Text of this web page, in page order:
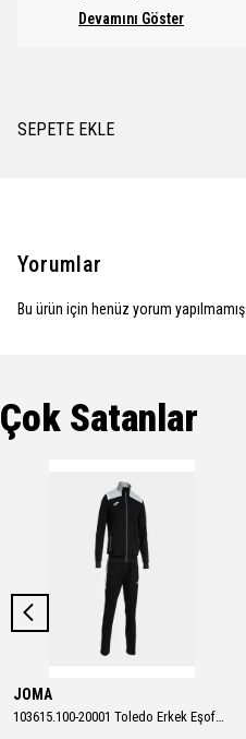
Devamını Göster
SEPETE EKLE
Yorumlar
Bu ürün için henüz yorum yapılmamış.
Çok Satanlar
JOMA
103615.100-20001 Toledo Erkek Eşofman Takımı